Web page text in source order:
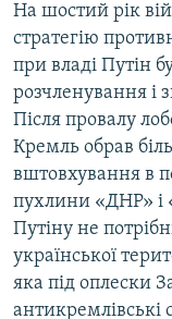
На шостий рік
стратегію
при владі Путін
розчленування і
Після провалу
Кремль обрав
вштовхування в
пухлини «ДНР» і
Путіну не
української
яка під оплески
антикремлівські